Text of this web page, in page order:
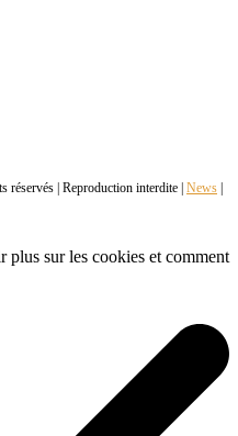
| Reproduction interdite | News
plus sur les cookies et comment